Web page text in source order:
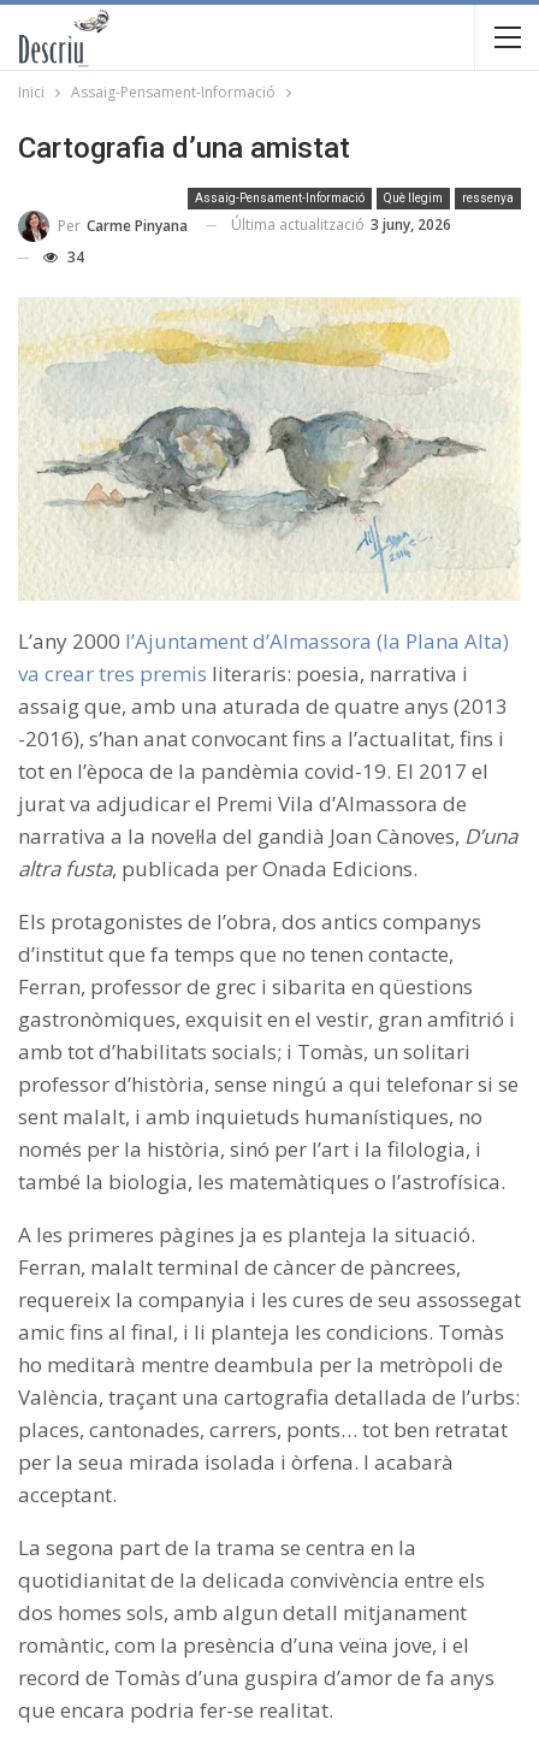
Inici Assaig-Pensament-Informació
Cartografia d’una amistat
Assaig-Pensament-Informació Què llegim ressenya
Per Carme Pinyana Última actualització 3 juny, 2026
34
L’any 2000 l’Ajuntament d’Almassora (la Plana Alta)
va crear tres premis literaris: poesia, narrativa i
assaig que, amb una aturada de quatre anys (2013
-2016), s’han anat convocant fins a l’actualitat, fins i
tot en l’època de la pandèmia covid-19. El 2017 el
jurat va adjudicar el Premi Vila d’Almassora de
narrativa a la novel·la del gandià Joan Cànoves, D’una
altra fusta, publicada per Onada Edicions.
Els protagonistes de l’obra, dos antics companys
d’institut que fa temps que no tenen contacte,
Ferran, professor de grec i sibarita en qüestions
gastronòmiques, exquisit en el vestir, gran amfitrió i
amb tot d’habilitats socials; i Tomàs, un solitari
professor d’història, sense ningú a qui telefonar si se
sent malalt, i amb inquietuds humanístiques, no
només per la història, sinó per l’art i la filologia, i
també la biologia, les matemàtiques o l’astrofísica.
A les primeres pàgines ja es planteja la situació.
Ferran, malalt terminal de càncer de pàncrees,
requereix la companyia i les cures de seu assossegat
amic fins al final, i li planteja les condicions. Tomàs
ho meditarà mentre deambula per la metròpoli de
València, traçant una cartografia detallada de l’urbs:
places, cantonades, carrers, ponts… tot ben retratat
per la seua mirada isolada i òrfena. I acabarà
acceptant.
La segona part de la trama se centra en la
quotidianitat de la delicada convivència entre els
dos homes sols, amb algun detall mitjanament
romàntic, com la presència d’una veïna jove, i el
record de Tomàs d’una guspira d’amor de fa anys
que encara podria fer-se realitat.